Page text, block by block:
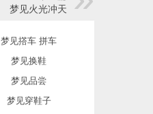
梦见火光冲天
梦见撘车 拼车
梦见换鞋
梦见品尝
梦见穿鞋子